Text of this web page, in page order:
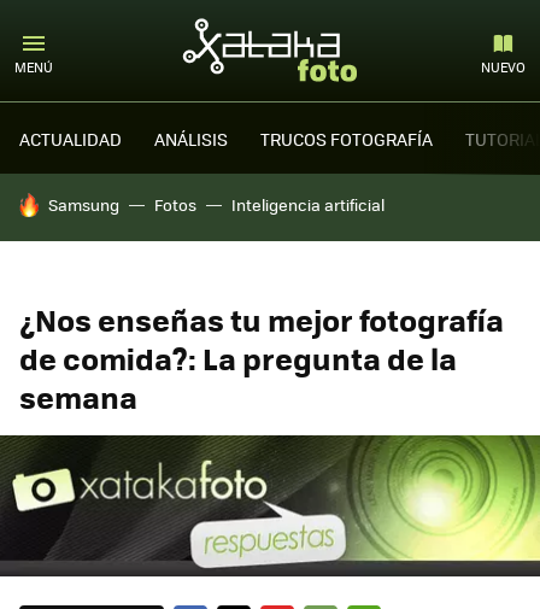
MENÚ NUEVO
ACTUALIDAD ANÁLISIS TRUCOS FOTOGRAFÍA
HOY SE HABLA DE
Samsung Fotos Inteligencia artificial
¿Nos enseñas tu mejor fotografía
de comida?: La pregunta de la
semana